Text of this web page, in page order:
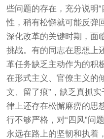
些问题的存在，充分说明
性，稍有松懈就可能反弹
深化改革的关键时期，面
挑战。有的同志在思想上
革任务缺乏主动作为的积
在形式主义、官僚主义的
文、留了痕”，缺乏真抓
律上还存在松懈麻痹的思
行不够严格，对“四风”问
永远在路上的坚韧和执着